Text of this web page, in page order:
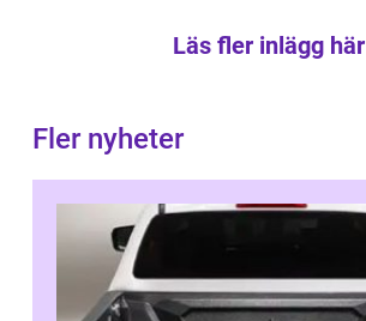
Läs fler inlägg här
Fler nyheter